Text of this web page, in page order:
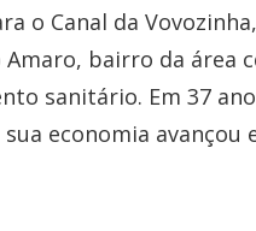
o Canal da
bairro da área
sanitário. Em 37
economia